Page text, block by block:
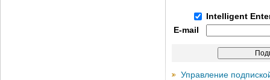
Intelligent
E-mail
Управление